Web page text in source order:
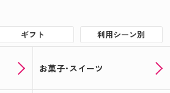
ギフト 利用シーン別
お菓子･スイーツ